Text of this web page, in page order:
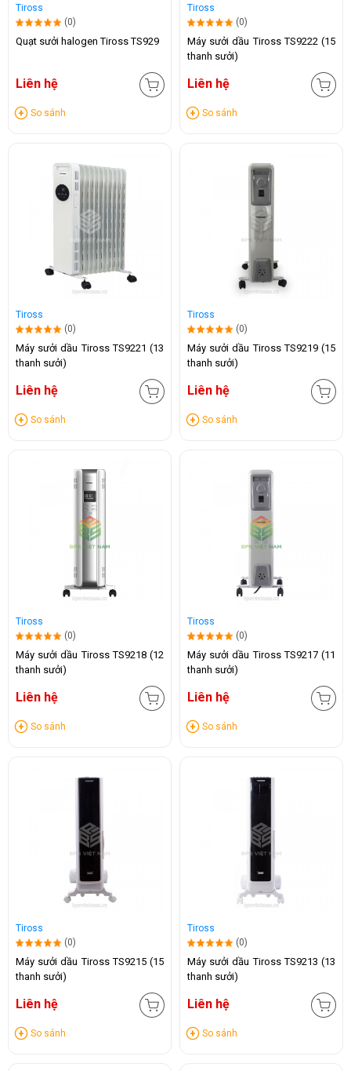
Tiross
(0)
Quạt sưởi halogen Tiross TS929
Liên hệ
So sánh
Tiross
(0)
Máy sưởi dầu Tiross TS9222 (15
thanh sưởi)
Liên hệ
So sánh
Tiross
(0)
Máy sưởi dầu Tiross TS9221 (13
thanh sưởi)
Liên hệ
So sánh
Tiross
(0)
Máy sưởi dầu Tiross TS9219 (15
thanh sưởi)
Liên hệ
So sánh
Tiross
(0)
Máy sưởi dầu Tiross TS9218 (12
thanh sưởi)
Liên hệ
So sánh
Tiross
(0)
Máy sưởi dầu Tiross TS9217 (11
thanh sưởi)
Liên hệ
So sánh
Tiross
(0)
Máy sưởi dầu Tiross TS9215 (15
thanh sưởi)
Liên hệ
So sánh
Tiross
(0)
Máy sưởi dầu Tiross TS9213 (13
thanh sưởi)
Liên hệ
So sánh